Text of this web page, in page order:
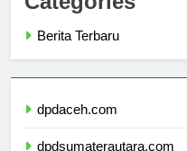
Categories